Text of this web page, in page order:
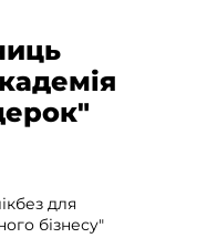
для
бізнесу"